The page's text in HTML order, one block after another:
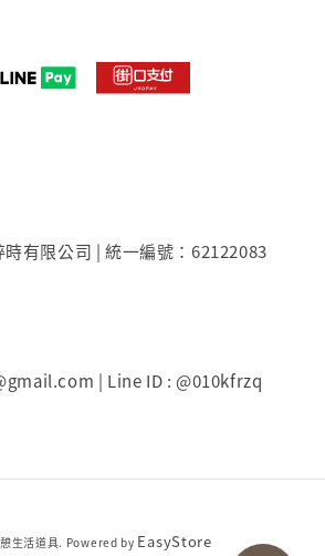
有限公司 | 統一編號：62122083
| Line ID : @010kfrzq
生活道具. Powered by EasyStore